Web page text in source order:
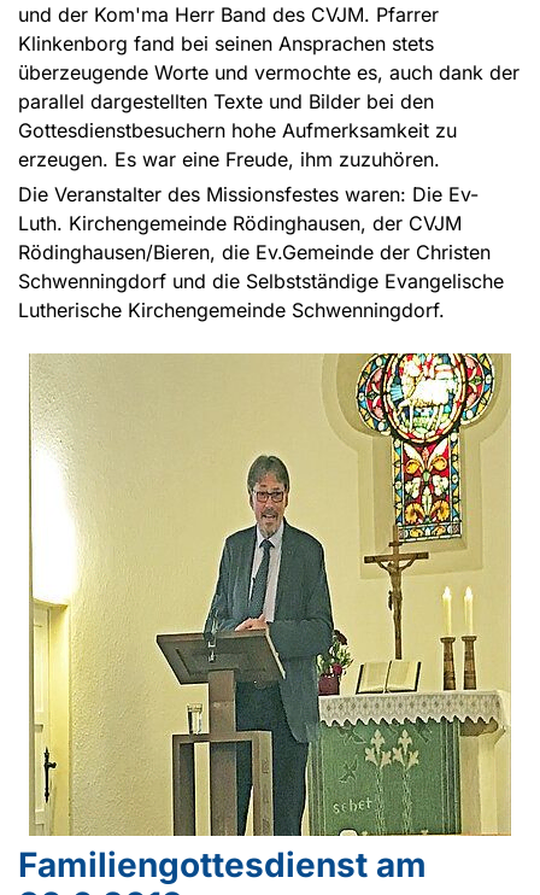
und der Kom'ma Herr Band des CVJM. Pfarrer
Klinkenborg fand bei seinen Ansprachen stets
überzeugende Worte und vermochte es, auch dank der
parallel dargestellten Texte und Bilder bei den
Gottesdienstbesuchern hohe Aufmerksamkeit zu
erzeugen. Es war eine Freude, ihm zuzuhören.
Die Veranstalter des Missionsfestes waren: Die Ev-
Luth. Kirchengemeinde Rödinghausen, der CVJM
Rödinghausen/Bieren, die Ev.Gemeinde der Christen
Schwenningdorf und die Selbstständige Evangelische
Lutherische Kirchengemeinde Schwenningdorf.
Familiengottesdienst am